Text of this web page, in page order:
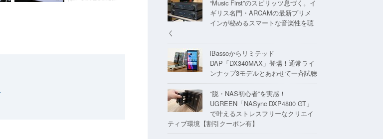
“Music First”のスピリッツ息づく。イ
ギリス名門・ARCAMの最新プリメ
インが秘めるスマートな音楽性を聴
く
iBassoからリミテッド
DAP「DX340MAX」登場！通常ライ
ンナップ3モデルとあわせて一斉試聴
“脱・NAS初心者”を実感！
UGREEN「NASync DXP4800 GT」
で叶えるストレスフリーなクリエイ
ティブ環境【割引クーポン有】